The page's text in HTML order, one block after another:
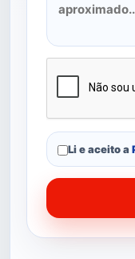
Li e aceito a